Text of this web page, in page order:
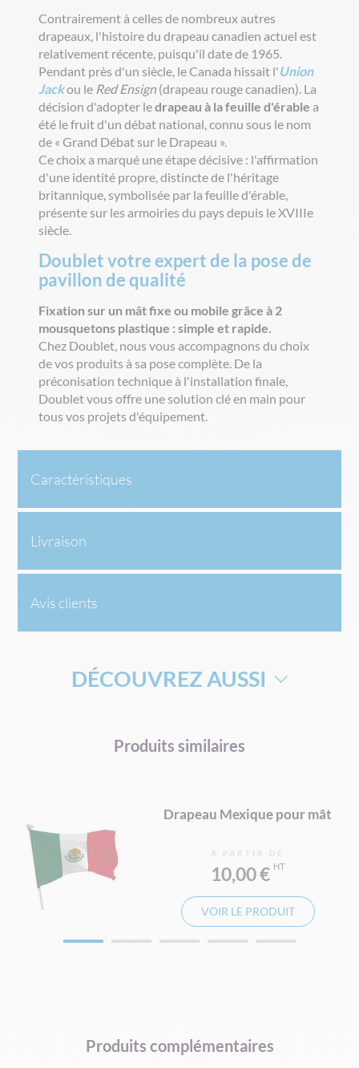
Contrairement à celles de nombreux autres
drapeaux, l'histoire du drapeau canadien actuel est
relativement récente, puisqu'il date de 1965.
Pendant près d'un siècle, le Canada hissait l'Union
Jackou le Red Ensign(drapeau rouge canadien). La
décision d'adopter ledrapeau à la feuille d'érable a
été le fruit d'un débat national, connu sous le nom
de « Grand Débat sur le Drapeau ».
Ce choix a marqué une étape décisive : l'affirmation
d'une identité propre, distincte de l'héritage
britannique, symbolisée par la feuille d'érable,
présente sur les armoiries du pays depuis le XVIIIe
siècle.
Doublet votre expert de la pose de
pavillon de qualité
Fixation sur un mât fixe ou mobile grâce à 2
mousquetons plastique : simple et rapide.
Chez Doublet, nous vous accompagnons du choix
de vos produits à sa pose complète. De la
préconisation technique à l'installation finale,
Doublet vous offre une solution clé en main pour
tous vos projets d'équipement.
Caractéristiques
Livraison
Avis clients
DÉCOUVREZ AUSSI
MÂT TÉLÉSCOPIQUE POUR DRAPEAU
Produits similaires
Drapeau Mexique pour mât
À PARTIR DE
10,00 €
VOIR LE PRODUIT
Produits complémentaires